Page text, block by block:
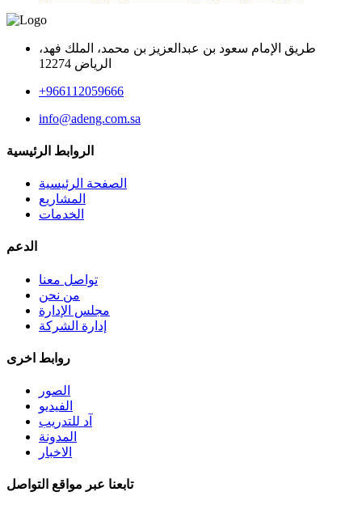
طريق الإمام سعود بن عبدالعزيز بن محمد، الملك فهد،
الرياض 12274
‎+966112059666
info@adeng.com.sa
الروابط الرئيسية
الصفحة الرئيسية
المشاريع
الخدمات
الدعم
تواصل معنا
من نحن
مجلس الإدارة
إدارة الشركة
روابط اخرى
الصور
الفيديو
آد للتدريب
المدونة
الاخبار
تابعنا عبر مواقع التواصل